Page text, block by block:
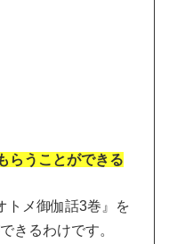
らうことができる
トメ御伽話3巻』を
きるわけです。